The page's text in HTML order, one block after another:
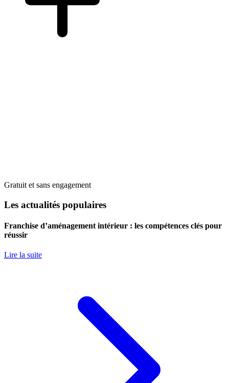
Gratuit et sans engagement
Les actualités populaires
Franchise d’aménagement intérieur : les compétences clés pour
réussir
Lire la suite